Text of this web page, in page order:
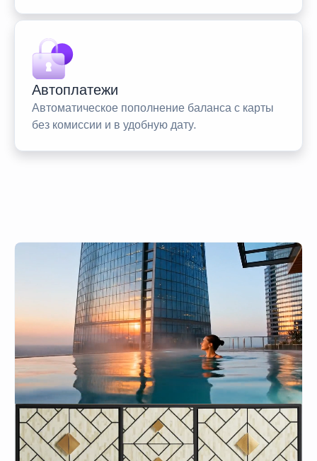
Автоплатежи
Автоматическое пополнение баланса с карты
без комиссии и в удобную дату.